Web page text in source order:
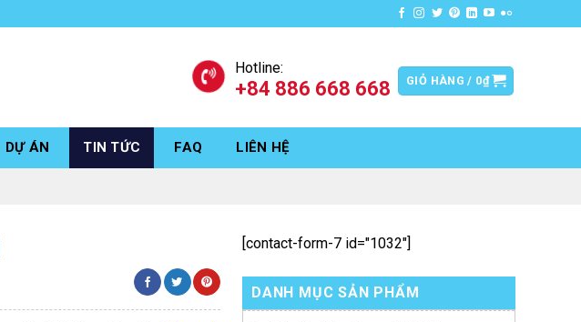
Hotline:
+84 886 668 668 GIỎ HÀNG / 0₫
DỰ ÁN TIN TỨC FAQ LIÊN HỆ
[contact-form-7 id="1032"]
DANH MỤC SẢN PHẨM